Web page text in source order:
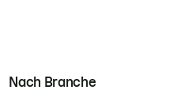
Nach Branche